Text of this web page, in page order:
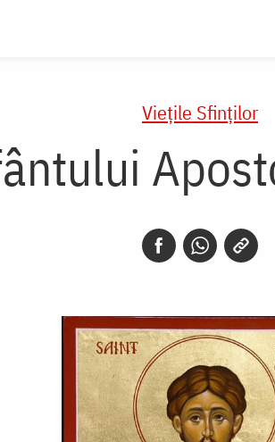
Vieţile Sfinţilor